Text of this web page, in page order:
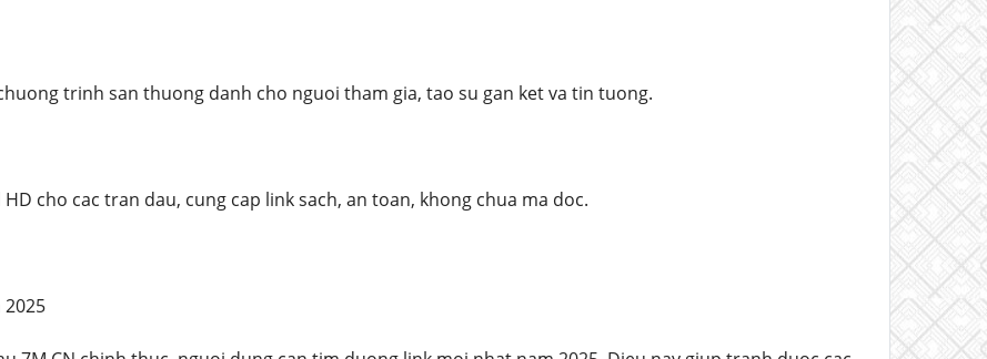
trinh san thuong danh cho nguoi tham gia, tao su gan ket va tin tuong.
cho cac tran dau, cung cap link sach, an toan, khong chua ma doc.